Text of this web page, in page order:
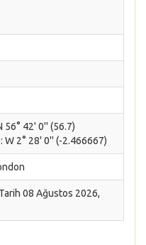
56° 42' 0'' (56.7)
W 2° 28' 0'' (-2.466667)
08 Ağustos 2026,